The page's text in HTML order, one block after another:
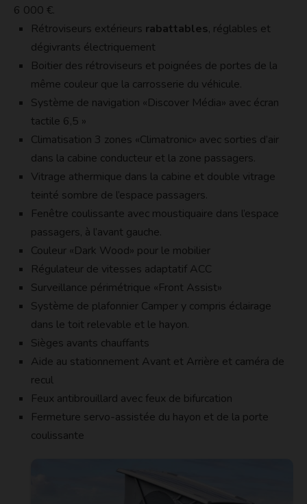
6 000 €.
Rétroviseurs extérieurs rabattables, réglables et
dégivrants électriquement
Boitier des rétroviseurs et poignées de portes de la
même couleur que la carrosserie du véhicule.
Système de navigation «Discover Média» avec écran
tactile 6,5 »
Climatisation 3 zones «Climatronic» avec sorties d’air
dans la cabine conducteur et la zone passagers.
Vitrage athermique dans la cabine et double vitrage
teinté sombre de l’espace passagers.
Fenêtre coulissante avec moustiquaire dans l’espace
passagers, à l’avant gauche.
Couleur «Dark Wood» pour le mobilier
Régulateur de vitesses adaptatif ACC
Surveillance périmétrique «Front Assist»
Système de plafonnier Camper y compris éclairage
dans le toit relevable et le hayon.
Sièges avants chauffants
Aide au stationnement Avant et Arrière et caméra de
recul
Feux antibrouillard avec feux de bifurcation
Fermeture servo-assistée du hayon et de la porte
coulissante